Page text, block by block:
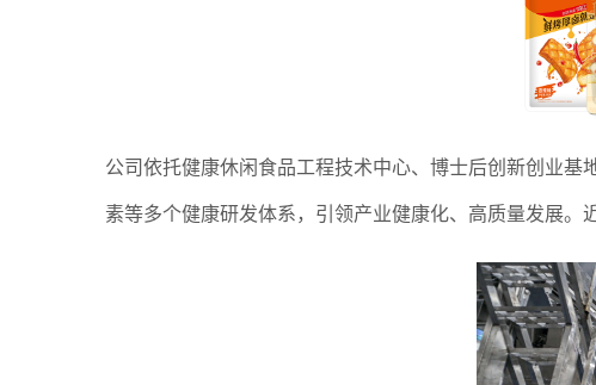
公司依托健康休闲食品工程技术中心、博士后创新创业
素等多个健康研发体系，引领产业健康化、高质量发展。